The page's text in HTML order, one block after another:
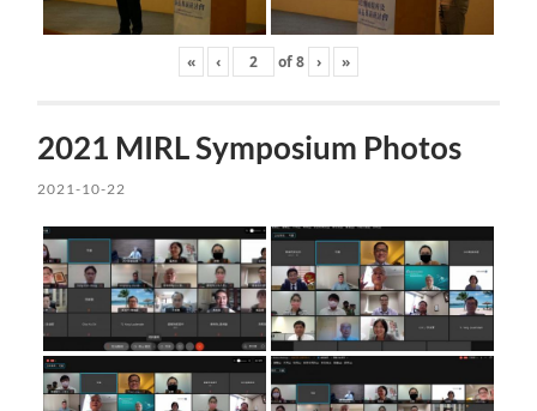
« ‹ of8 › »
2021 MIRL Symposium Photos
2021-10-22